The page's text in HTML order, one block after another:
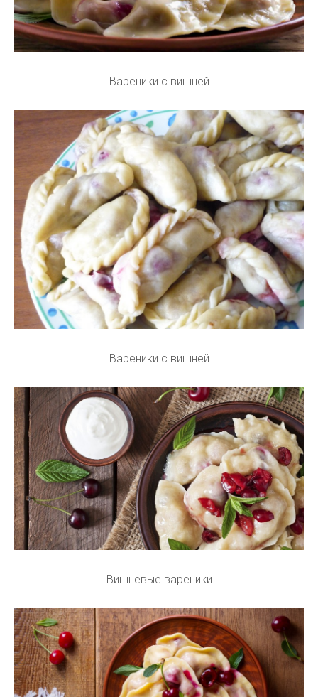
Вареники с вишней
Вареники с вишней
Вишневые вареники